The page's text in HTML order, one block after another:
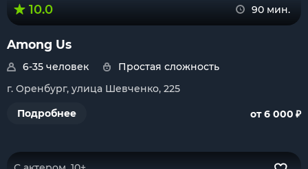
10.0 90 мин.
Among Us
6-35 человек
Простая сложность
г. Оренбург, улица Шевченко, 225
Подробнее
от 6 000 ₽